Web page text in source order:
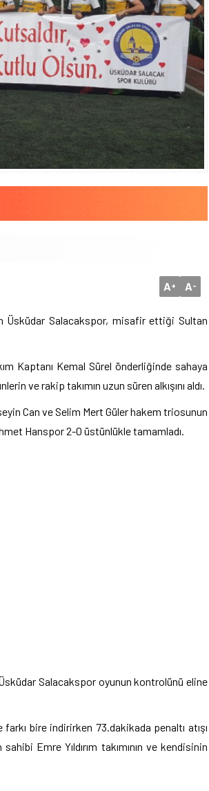
A+ A-
Üsküdar Salacakspor, misafir ettiği Sultan
Kaptanı Kemal Sürel önderliğinde sahaya
ve rakip takımın uzun süren alkışını aldı.
Can ve Selim Mert Güler hakem triosunun
Hanspor 2-0 üstünlükle tamamladı.
Salacakspor oyunun kontrolünü eline
farkı bire indirirken 73.dakikada penaltı atışı
Emre Yıldırım takımının ve kendisinin